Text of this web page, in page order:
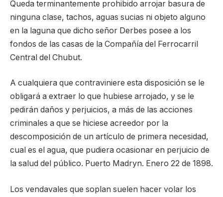
Queda terminantemente prohibido arrojar basura de
ninguna clase, tachos, aguas sucias ni objeto alguno
en la laguna que dicho señor Derbes posee a los
fondos de las casas de la Compañía del Ferrocarril
Central del Chubut.
A cualquiera que contraviniere esta disposición se le
obligará a extraer lo que hubiese arrojado, y se le
pedirán daños y perjuicios, a más de las acciones
criminales a que se hiciese acreedor por la
descomposición de un artículo de primera necesidad,
cual es el agua, que pudiera ocasionar en perjuicio de
la salud del público. Puerto Madryn. Enero 22 de 1898.
Los vendavales que soplan suelen hacer volar los